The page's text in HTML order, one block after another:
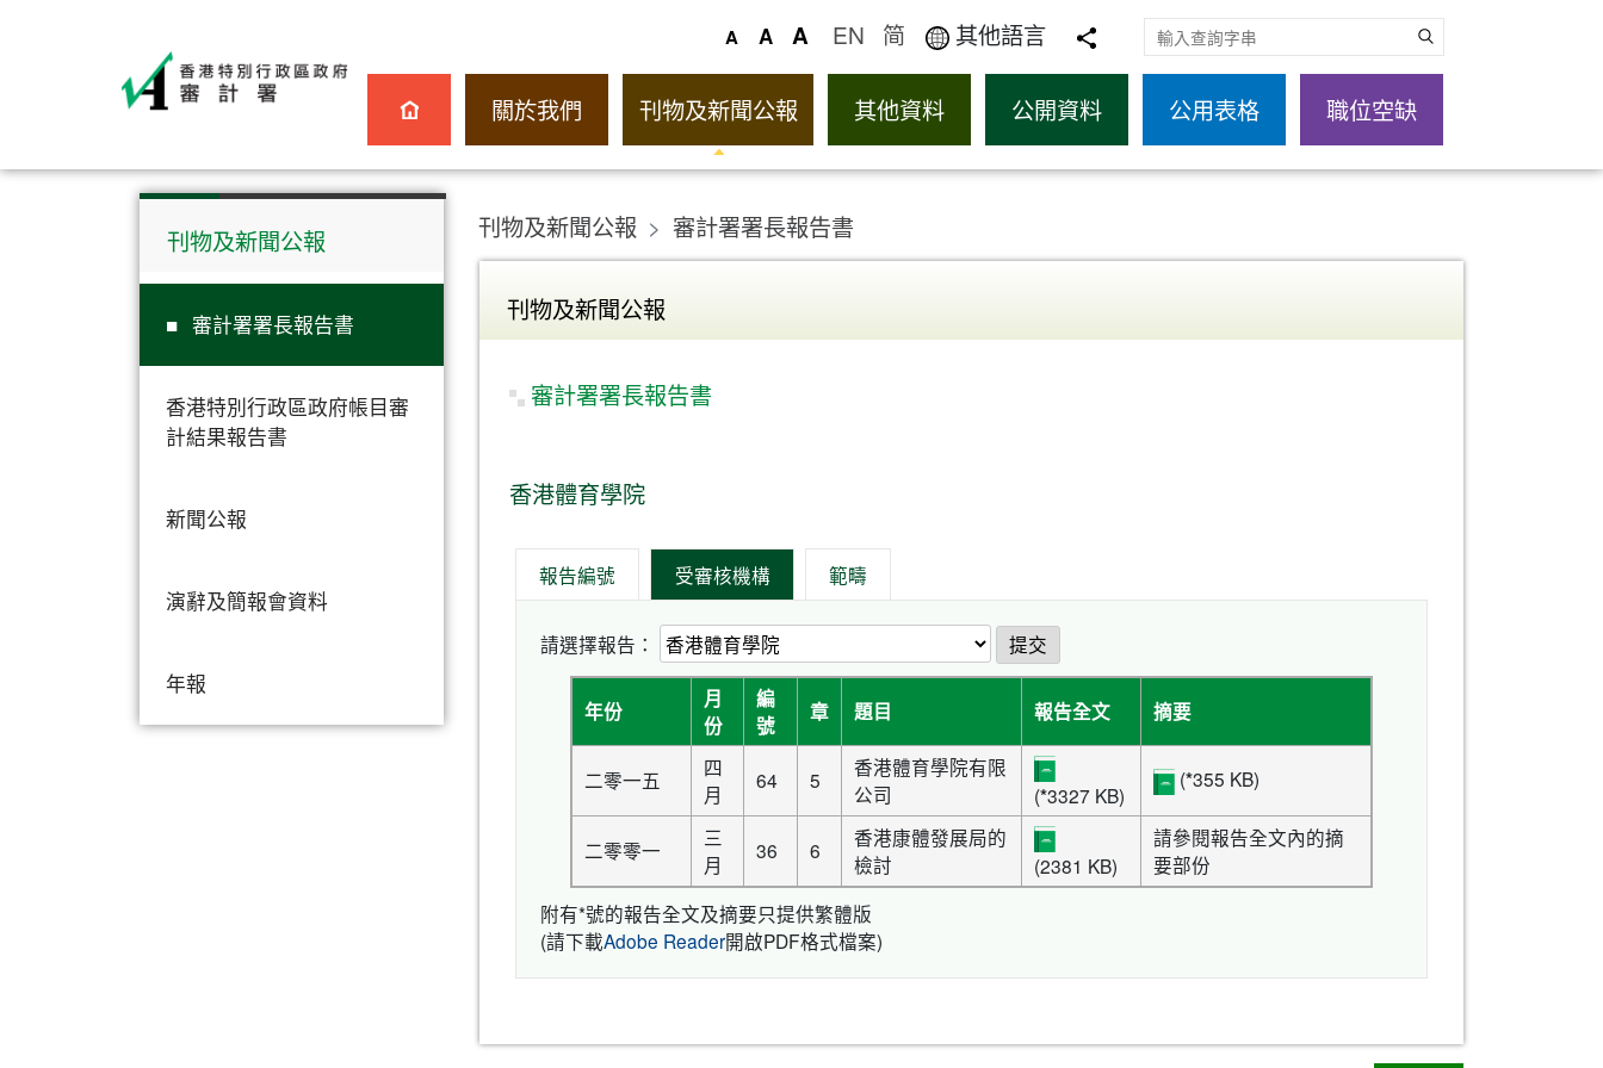
A A A EN 简 其他語言 搜尋關鍵字
關於我們 刊物及新聞公報 其他資料 公開資料 公用表格 職位空缺
刊物及新聞公報
審計署署長報告書
香港特別行政區政府帳目審
計結果報告書
新聞公報
演辭及簡報會資料
年報
刊物及新聞公報 審計署署長報告書
刊物及新聞公報
審計署署長報告書
香港體育學院
報告編號 受審核機構 範疇
請選擇報告： 提交
年份
月
份
編
號
章 題目 報告全文 摘要
二零一五
四
月
64 5
香港體育學院有限
公司
(*3327 KB)
(*355 KB)
二零零一
三
月
36 6
香港康體發展局的
檢討
(2381 KB)
請參閱報告全文內的摘
要部份
附有*號的報告全文及摘要只提供繁體版
(請下載Adobe Reader開啟PDF格式檔案)